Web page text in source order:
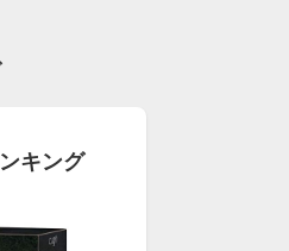
キング